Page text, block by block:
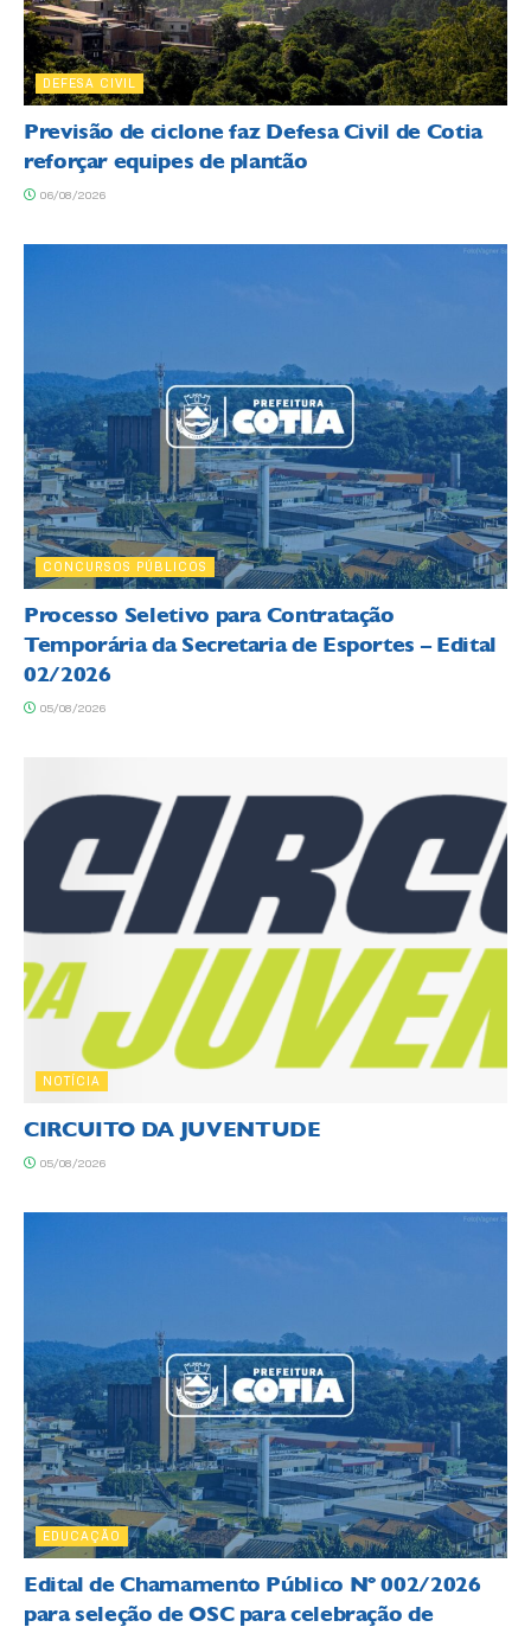
DEFESA CIVIL
Previsão de ciclone faz Defesa Civil de Cotia
reforçar equipes de plantão
06/08/2026
CONCURSOS PÚBLICOS
Processo Seletivo para Contratação
Temporária da Secretaria de Esportes – Edital
02/2026
05/08/2026
NOTÍCIA
CIRCUITO DA JUVENTUDE
05/08/2026
EDUCAÇÃO
Edital de Chamamento Público Nº 002/2026
para seleção de OSC para celebração de